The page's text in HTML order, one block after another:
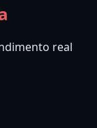
real